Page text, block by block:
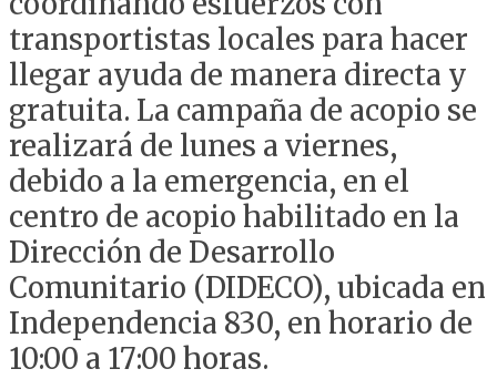
transportistas locales para hacer
llegar ayuda de manera directa y
gratuita. La campaña de acopio se
realizará de lunes a viernes,
debido a la emergencia, en el
centro de acopio habilitado en la
Dirección de Desarrollo
Comunitario (DIDECO), ubicada en
Independencia 830, en horario de
10:00 a 17:00 horas.